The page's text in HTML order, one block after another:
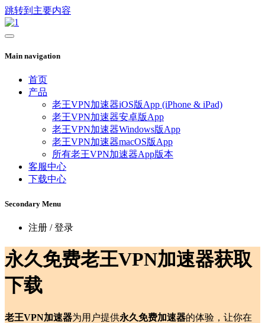
跳转到主要内容
Main navigation
首页
产品
老王VPN加速器iOS版App (iPhone & iPad)
老王VPN加速器安卓版App
老王VPN加速器Windows版App
老王VPN加速器macOS版App
所有老王VPN加速器App版本
客服中心
下载中心
Secondary Menu
注册 / 登录
永久免费老王VPN加速器获取
下载
老王VPN加速器为用户提供永久免费加速器的体验，让你在